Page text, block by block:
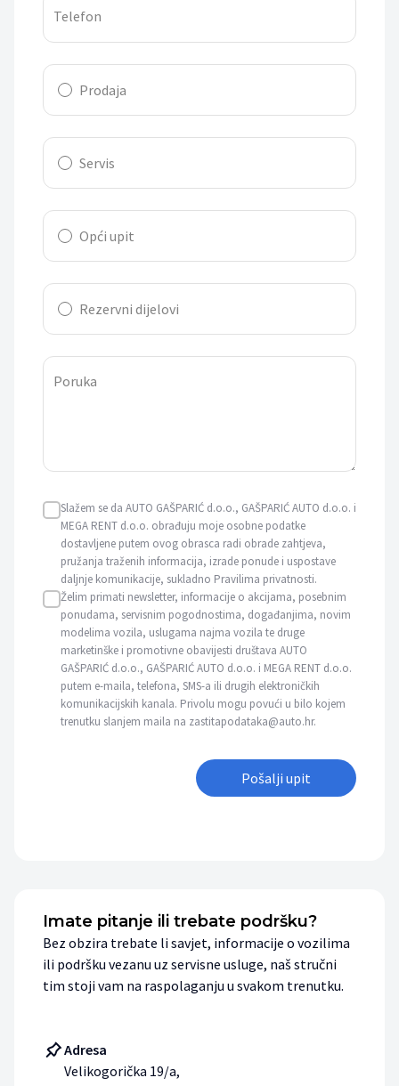
Telefon
Prodaja
Servis
Opći upit
Rezervni dijelovi
Poruka
Slažem se da AUTO GAŠPARIĆ d.o.o., GAŠPARIĆ AUTO d.o.o. i
MEGA RENT d.o.o. obrađuju moje osobne podatke
dostavljene putem ovog obrasca radi obrade zahtjeva,
pružanja traženih informacija, izrade ponude i uspostave
daljnje komunikacije, sukladno Pravilima privatnosti.
Želim primati newsletter, informacije o akcijama, posebnim
ponudama, servisnim pogodnostima, događanjima, novim
modelima vozila, uslugama najma vozila te druge
marketinške i promotivne obavijesti društava AUTO
GAŠPARIĆ d.o.o., GAŠPARIĆ AUTO d.o.o. i MEGA RENT d.o.o.
putem e-maila, telefona, SMS-a ili drugih elektroničkih
komunikacijskih kanala. Privolu mogu povući u bilo kojem
trenutku slanjem maila na zastitapodataka@auto.hr.
Pošalji upit
Imate pitanje ili trebate podršku?
Bez obzira trebate li savjet, informacije o vozilima
ili podršku vezanu uz servisne usluge, naš stručni
tim stoji vam na raspolaganju u svakom trenutku.
Adresa
Velikogorička 19/a,